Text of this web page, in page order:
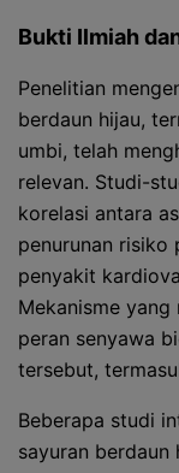
Bukti Ilmiah
Penelitian
berdaun hijau,
umbi, telah
relevan. Studi-
korelasi antara
penurunan
penyakit
Mekanisme
peran senyawa
tersebut,
Beberapa studi
sayuran berdaun